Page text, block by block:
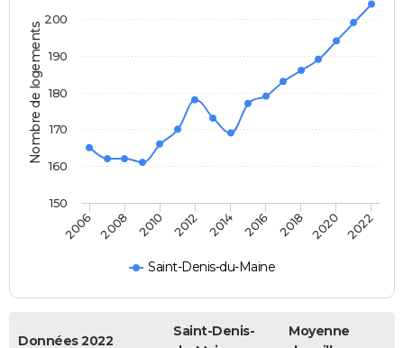
Nombre de logements
Saint-Denis-du-Maine
2006 2008 2010 2012 2014 2016 2018 2020 2022
150
160
170
180
190
200
Données 2022
Saint-Denis-
Moyenne